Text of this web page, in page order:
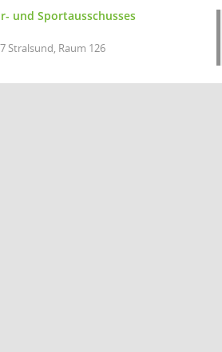
und Sportausschusses
Stralsund, Raum 126